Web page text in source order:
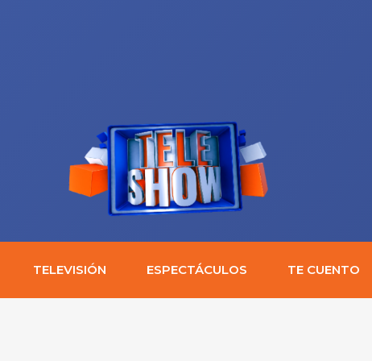
TELEVISIÓN ESPECTÁCULOS TE CUENTO